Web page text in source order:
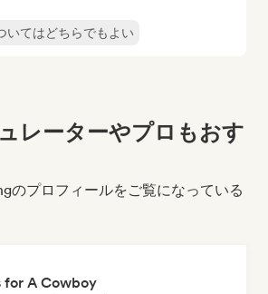
いてはどちらでもよい
レーターやプロもおす
のプロフィールをご覧になっている
for A Cowboy